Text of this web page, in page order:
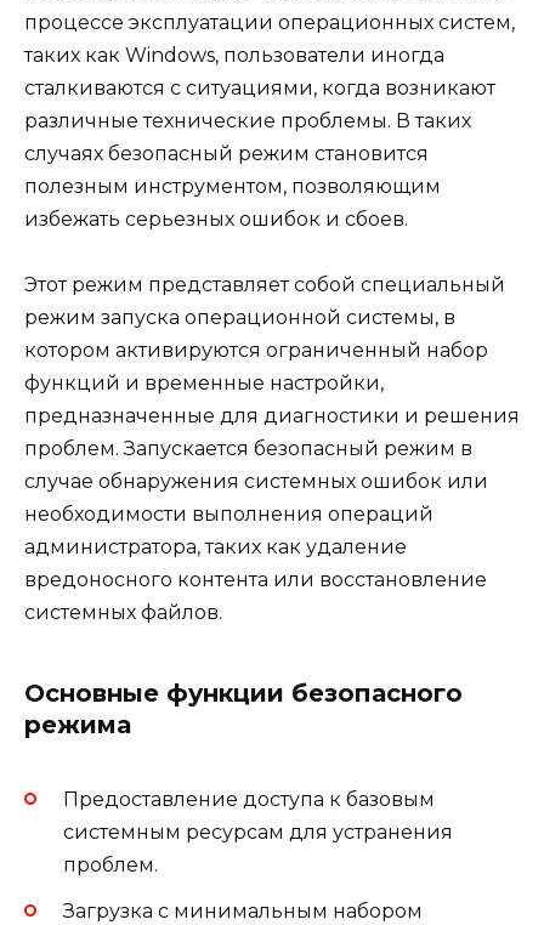
процессе эксплуатации операционных систем,
таких как Windows, пользователи иногда
сталкиваются с ситуациями, когда возникают
различные технические проблемы. В таких
случаях безопасный режим становится
полезным инструментом, позволяющим
избежать серьезных ошибок и сбоев.
Этот режим представляет собой специальный
режим запуска операционной системы, в
котором активируются ограниченный набор
функций и временные настройки,
предназначенные для диагностики и решения
проблем. Запускается безопасный режим в
случае обнаружения системных ошибок или
необходимости выполнения операций
администратора, таких как удаление
вредоносного контента или восстановление
системных файлов.
Основные функции безопасного
режима
Предоставление доступа к базовым
системным ресурсам для устранения
проблем.
Загрузка с минимальным набором